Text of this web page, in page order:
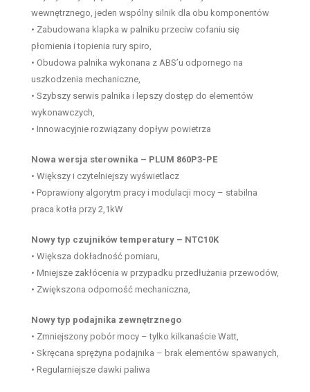
wewnętrznego, jeden wspólny silnik dla obu komponentów
• Zabudowana klapka w palniku przeciw cofaniu się
płomienia i topienia rury spiro,
• Obudowa palnika wykonana z ABS’u odpornego na
uszkodzenia mechaniczne,
• Szybszy serwis palnika i lepszy dostęp do elementów
wykonawczych,
• Innowacyjnie rozwiązany dopływ powietrza
Nowa wersja sterownika – PLUM 860P3-PE
• Większy i czytelniejszy wyświetlacz
• Poprawiony algorytm pracy i modulacji mocy – stabilna
praca kotła przy 2,1kW
Nowy typ czujników temperatury – NTC10K
• Większa dokładność pomiaru,
• Mniejsze zakłócenia w przypadku przedłużania przewodów,
• Zwiększona odporność mechaniczna,
Nowy typ podajnika zewnętrznego
• Zmniejszony pobór mocy – tylko kilkanaście Watt,
• Skręcana sprężyna podajnika – brak elementów spawanych,
• Regularniejsze dawki paliwa